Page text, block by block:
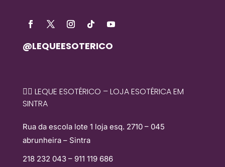
@LEQUEESOTERICO
🧙‍♀️ LEQUE ESOTÉRICO – LOJA ESOTÉRICA EM
SINTRA
Rua da escola lote 1 loja esq. 2710 – 045
abrunheira – Sintra
218 232 043 – 911 119 686